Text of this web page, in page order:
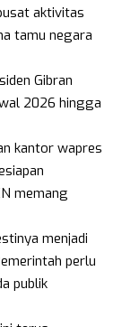
aktivitas
tamu negara
Gibran
2026 hingga
kantor wapres
memang
menjadi
perlu
publik